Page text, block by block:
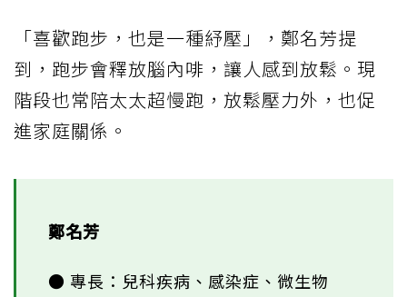
「喜歡跑步，也是一種紓壓」，鄭名芳提
到，跑步會釋放腦內啡，讓人感到放鬆。現
階段也常陪太太超慢跑，放鬆壓力外，也促
進家庭關係。
鄭名芳
● 專長：兒科疾病、感染症、微生物